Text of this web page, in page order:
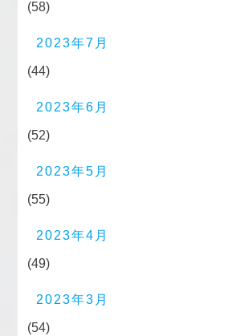
(58)
2023年7月
(44)
2023年6月
(52)
2023年5月
(55)
2023年4月
(49)
2023年3月
(54)